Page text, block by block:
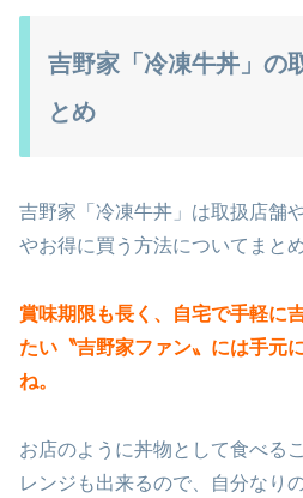
吉野家「冷凍牛丼」の
とめ
吉野家「冷凍牛丼」は取扱店舗
やお得に買う方法についてまと
賞味期限も長く、自宅で手軽に
たい〝吉野家ファン〟には手元
ね。
お店のように丼物として食べる
レンジも出来るので、自分なり